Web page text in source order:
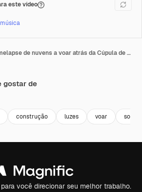
este vídeo
Sequência de timelapse de nuvens a voar atrás da Cúpula de São.
gostar de
construção luzes voar sol
você direcionar seu melhor trabalho.